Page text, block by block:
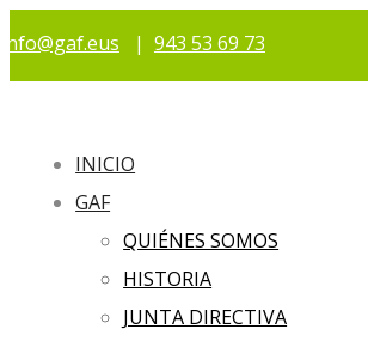
info@gaf.eus | 943 53 69 73
INICIO
GAF
QUIÉNES SOMOS
HISTORIA
JUNTA DIRECTIVA